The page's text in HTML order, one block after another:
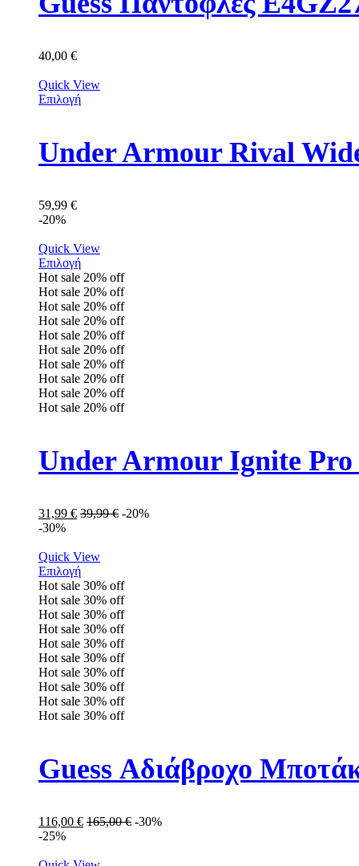
40,00 €
Quick View
Επιλογή
Under Armour Rival
59,99 €
-20%
Quick View
Επιλογή
Hot sale 20% off
Hot sale 20% off
Hot sale 20% off
Hot sale 20% off
Hot sale 20% off
Hot sale 20% off
Hot sale 20% off
Hot sale 20% off
Hot sale 20% off
Hot sale 20% off
Under Armour Ignite Pro
31,99 € 39,99€ -20%
-30%
Quick View
Επιλογή
Hot sale 30% off
Hot sale 30% off
Hot sale 30% off
Hot sale 30% off
Hot sale 30% off
Hot sale 30% off
Hot sale 30% off
Hot sale 30% off
Hot sale 30% off
Hot sale 30% off
Guess Αδιάβροχο
116,00 € 165,00€ -30%
-25%